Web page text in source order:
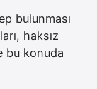
bulunması
haksız
bu konuda